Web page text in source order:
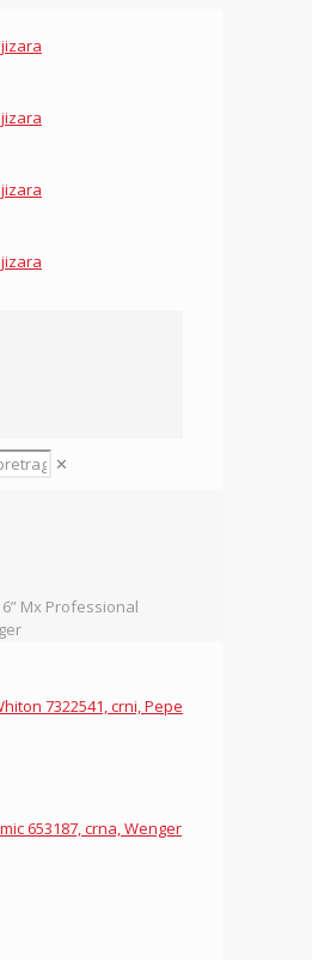
✕
Mx Professional
7322541, crni, Pepe
653187, crna, Wenger